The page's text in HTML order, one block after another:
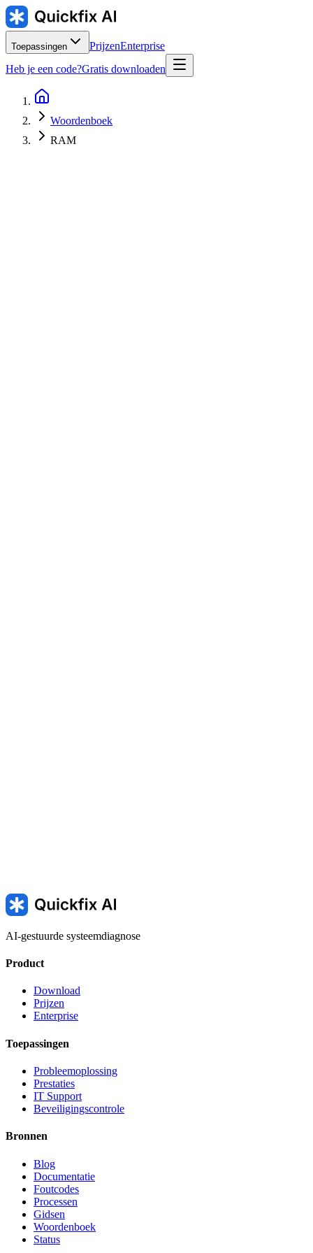
Toepassingen PrijzenEnterprise
Heb je een code?Gratis downloaden
Woordenboek
RAM
AI-gestuurde systeemdiagnose
Product
Download
Prijzen
Enterprise
Toepassingen
Probleemoplossing
Prestaties
IT Support
Beveiligingscontrole
Bronnen
Blog
Documentatie
Foutcodes
Processen
Gidsen
Woordenboek
Status